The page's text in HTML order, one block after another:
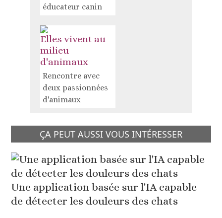
éducateur canin
Elles vivent au
milieu
d'animaux
Rencontre avec
deux passionnées
d'animaux
ÇA PEUT AUSSI VOUS INTÉRESSER
Une application basée sur l'IA capable
de détecter les douleurs des chats